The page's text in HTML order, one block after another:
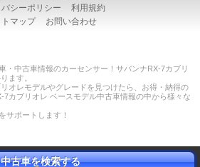
シーポリシー
利用規約
マップ
お問い合わせ
・中古車情報のカーセンサー！サバンナRX-7カブリ
ます。
オレモデルやグレードを見つけたら、お得・納得の
7カブリオレ ベースモデル中古車情報の中から様々な
サポートします！
中古車を検索する